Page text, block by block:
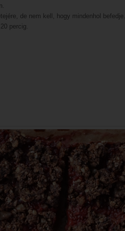
de nem kell, hogy mindenhol befedje.
percig.